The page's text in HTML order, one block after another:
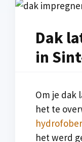
Dak
in
Om je dak
het te
het werd